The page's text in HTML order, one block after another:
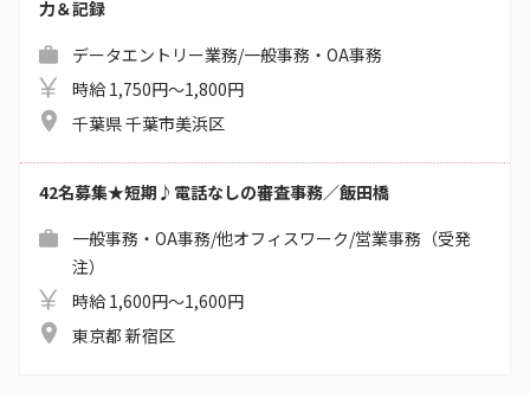
力＆記録
データエントリー業務/一般事務・OA事務
時給 1,750円～1,800円
千葉県 千葉市美浜区
42名募集★短期♪電話なしの審査事務／飯田橋
一般事務・OA事務/他オフィスワーク/営業事務（受発
注）
時給 1,600円～1,600円
東京都 新宿区